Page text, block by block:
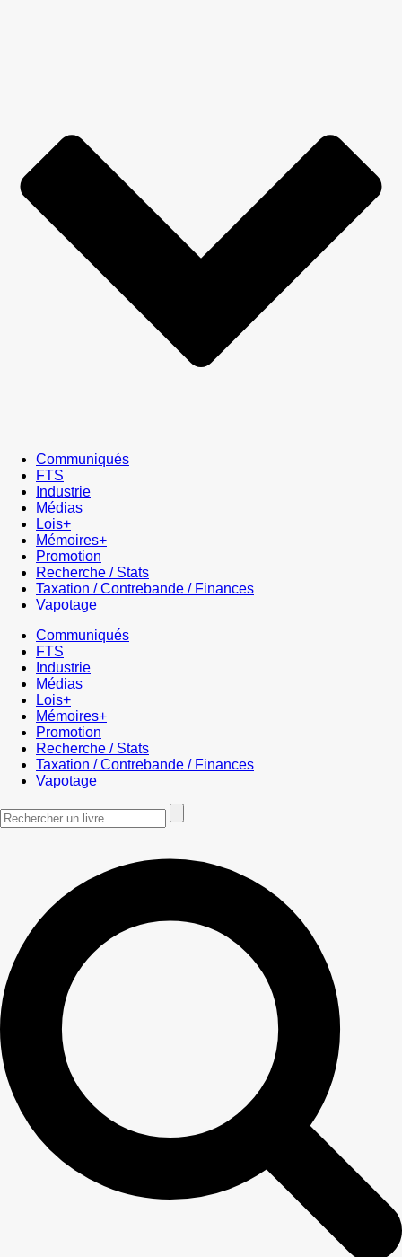
Communiqués
FTS
Industrie
Médias
Lois+
Mémoires+
Promotion
Recherche / Stats
Taxation / Contrebande / Finances
Vapotage
Communiqués
FTS
Industrie
Médias
Lois+
Mémoires+
Promotion
Recherche / Stats
Taxation / Contrebande / Finances
Vapotage